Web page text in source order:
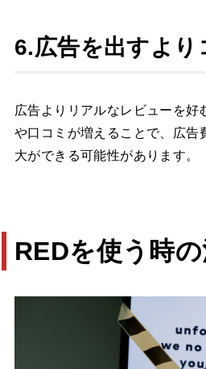
6.広告を出すより
広告よりリアルなレビューを好
や口コミが増えることで、広告
大ができる可能性があります。
REDを使う時